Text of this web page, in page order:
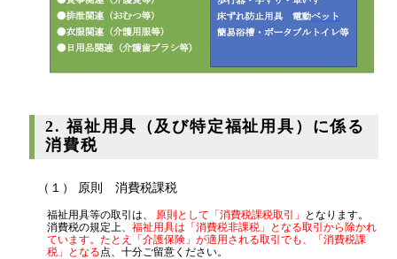
税金の豆知識
法人税
源泉所得税
その他
2. 福祉用具（及び特定福祉用具）に係る
消費税
（１） 原則 消費税課税
福祉用具等の取引は、 原則として「消費税課税取引」
となります。
消費税の規定上、 福祉用具は「消費税非課税」となる取引から除かれ
ています。たとえ「介護保険」が適用される取引でも、「消費税課
税」となる 点、十分ご留意ください。